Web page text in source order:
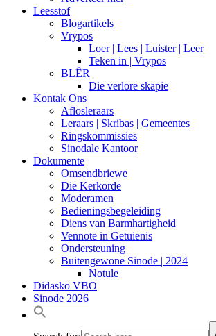
Leesstof
Blogartikels
Vrypos
Loer | Lees | Luister | Leer
Teken in | Vrypos
BLÊR
Die verlore skapie
Kontak Ons
Aflosleraars
Leraars | Skribas | Gemeentes
Ringskommissies
Sinodale Kantoor
Dokumente
Omsendbriewe
Die Kerkorde
Moderamen
Bedieningsbegeleiding
Diens van Barmhartigheid
Vennote in Getuienis
Ondersteuning
Buitengewone Sinode | 2024
Notule
Didasko VBO
Sinode 2026